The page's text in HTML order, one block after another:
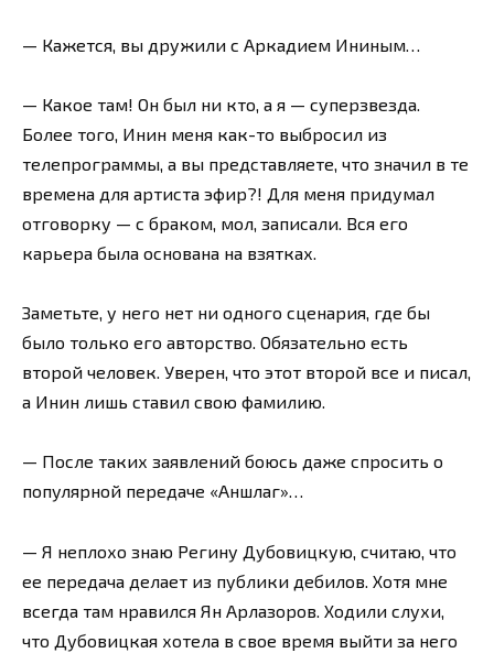
— Кажется, вы дружили с Аркадием Ининым…
— Какое там! Он был ни кто, а я — суперзвезда.
Более того, Инин меня как-то выбросил из
телепрограммы, а вы представляете, что значил в те
времена для артиста эфир?! Для меня придумал
отговорку — с браком, мол, записали. Вся его
карьера была основана на взятках.
Заметьте, у него нет ни одного сценария, где бы
было только его авторство. Обязательно есть
второй человек. Уверен, что этот второй все и писал,
а Инин лишь ставил свою фамилию.
— После таких заявлений боюсь даже спросить о
популярной передаче «Аншлаг»…
— Я неплохо знаю Регину Дубовицкую, считаю, что
ее передача делает из публики дебилов. Хотя мне
всегда там нравился Ян Арлазоров. Ходили слухи,
что Дубовицкая хотела в свое время выйти за него